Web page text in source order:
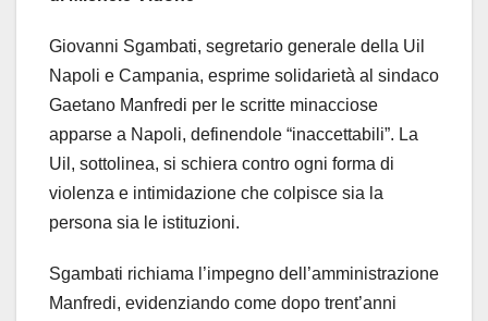
Giovanni Sgambati, segretario generale della Uil
Napoli e Campania, esprime solidarietà al sindaco
Gaetano Manfredi per le scritte minacciose
apparse a Napoli, definendole “inaccettabili”. La
Uil, sottolinea, si schiera contro ogni forma di
violenza e intimidazione che colpisce sia la
persona sia le istituzioni.
Sgambati richiama l’impegno dell’amministrazione
Manfredi, evidenziando come dopo trent’anni